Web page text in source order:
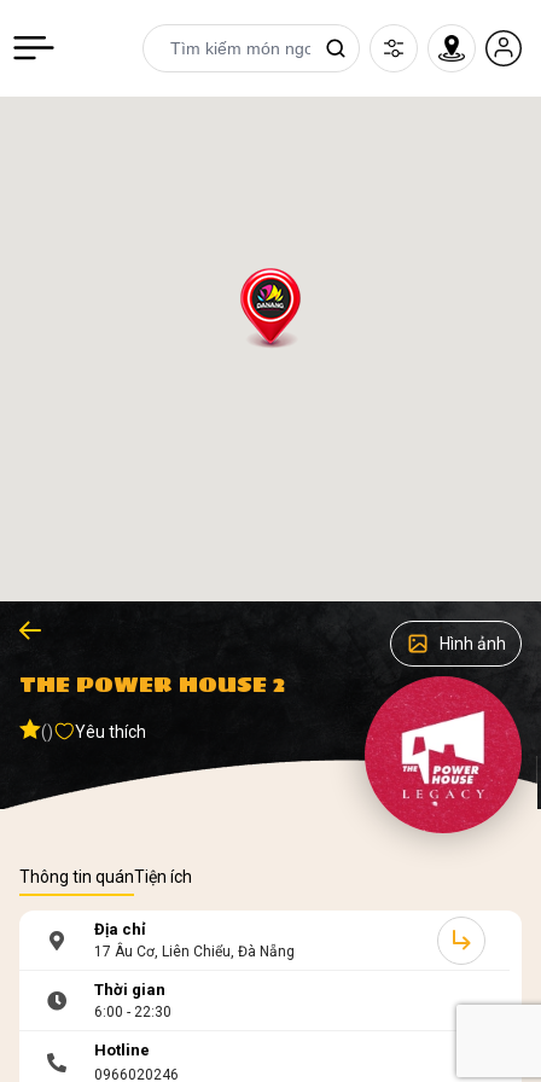
Hình ảnh
THE POWER HOUSE 2
() Yêu thích
Thông tin quánTiện ích
Địa chỉ
17 Âu Cơ, Liên Chiểu, Đà Nẵng
Thời gian
6:00 - 22:30
Hotline
0966020246